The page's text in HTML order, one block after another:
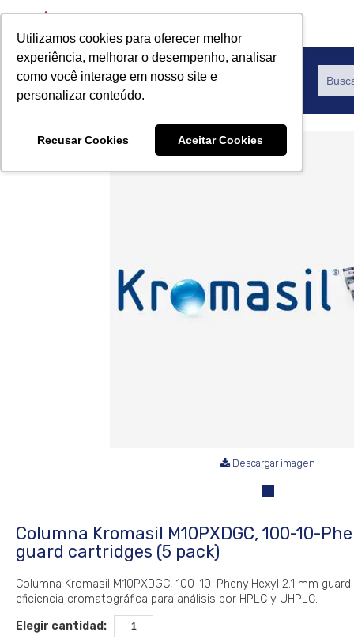
Utilizamos cookies para oferecer melhor
experiência, melhorar o desempenho, analisar
como você interage em nosso site e
personalizar conteúdo.
Recusar Cookies Aceitar Cookies
Productos
Descargar imagen
Columna Kromasil M10PXDGC, 100-10-
guard cartridges (5 pack)
Columna Kromasil M10PXDGC, 100-10-PhenylHexyl 2.1 mm
eficiencia cromatográfica para análisis por HPLC y UHPLC.
Elegir cantidad: